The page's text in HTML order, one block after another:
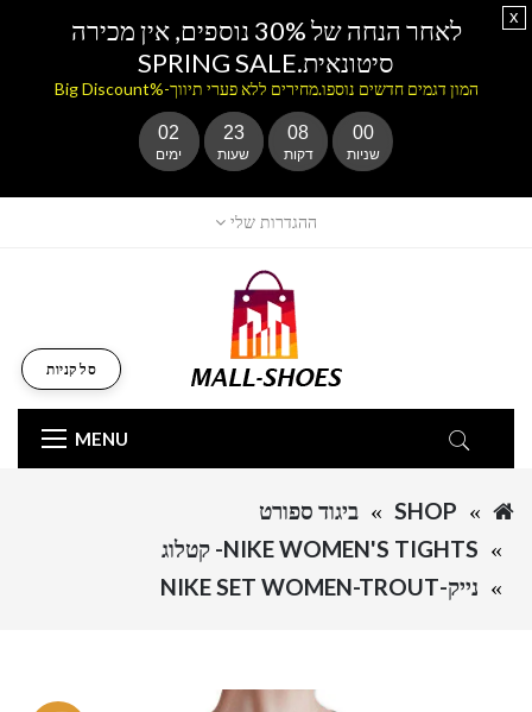
ההגדרות שלי
MENU
סל קניות
SHOP
ביגוד ספורט
NIKE WOMEN'S TIGHTS- קטלוג
נייק-NIKE SET WOMEN-TROUT
לאחר הנחה של 30% נוספים, אין מכירה
סיטונאית.SPRING SALE
המון דגמים חדשים נוספו.מחירים ללא פערי תיווך-%Big Discount
02
ימים
23
שעות
08
דקות
00
שניות
x